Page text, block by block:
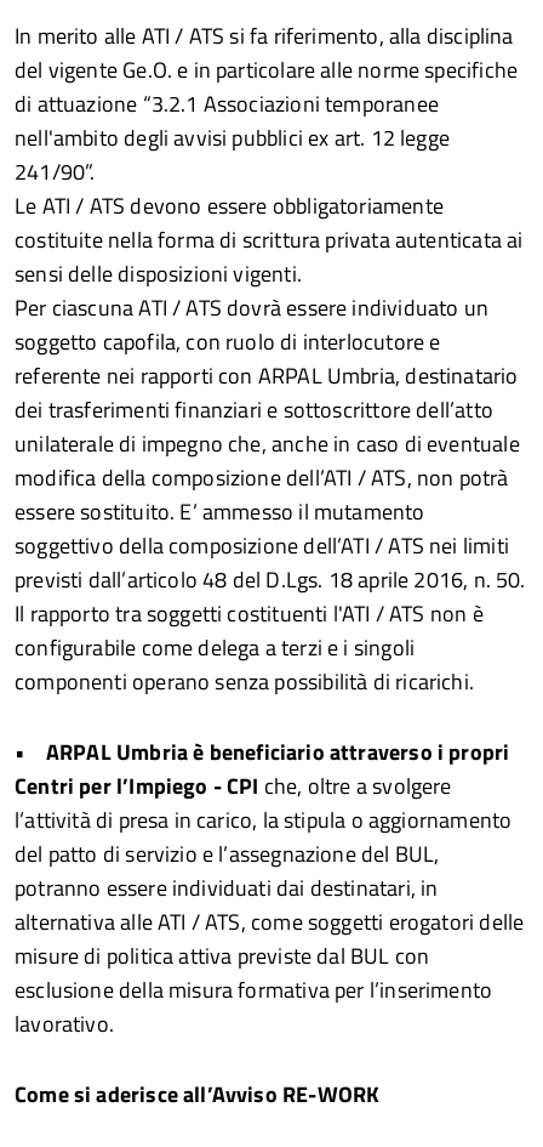
In merito alle ATI / ATS si fa riferimento, alla disciplina
del vigente Ge.O. e in particolare alle norme specifiche
di attuazione “3.2.1 Associazioni temporanee
nell'ambito degli avvisi pubblici ex art. 12 legge
241/90”.
Le ATI / ATS devono essere obbligatoriamente
costituite nella forma di scrittura privata autenticata ai
sensi delle disposizioni vigenti.
Per ciascuna ATI / ATS dovrà essere individuato un
soggetto capofila, con ruolo di interlocutore e
referente nei rapporti con ARPAL Umbria, destinatario
dei trasferimenti finanziari e sottoscrittore dell’atto
unilaterale di impegno che, anche in caso di eventuale
modifica della composizione dell’ATI / ATS, non potrà
essere sostituito. E’ ammesso il mutamento
soggettivo della composizione dell’ATI / ATS nei limiti
previsti dall’articolo 48 del D.Lgs. 18 aprile 2016, n. 50.
Il rapporto tra soggetti costituenti l'ATI / ATS non è
configurabile come delega a terzi e i singoli
componenti operano senza possibilità di ricarichi.
• ARPAL Umbria è beneficiario attraverso i propri
Centri per l’Impiego - CPI che, oltre a svolgere
l’attività di presa in carico, la stipula o aggiornamento
del patto di servizio e l’assegnazione del BUL,
potranno essere individuati dai destinatari, in
alternativa alle ATI / ATS, come soggetti erogatori delle
misure di politica attiva previste dal BUL con
esclusione della misura formativa per l’inserimento
lavorativo.
Come si aderisce all’Avviso RE-WORK